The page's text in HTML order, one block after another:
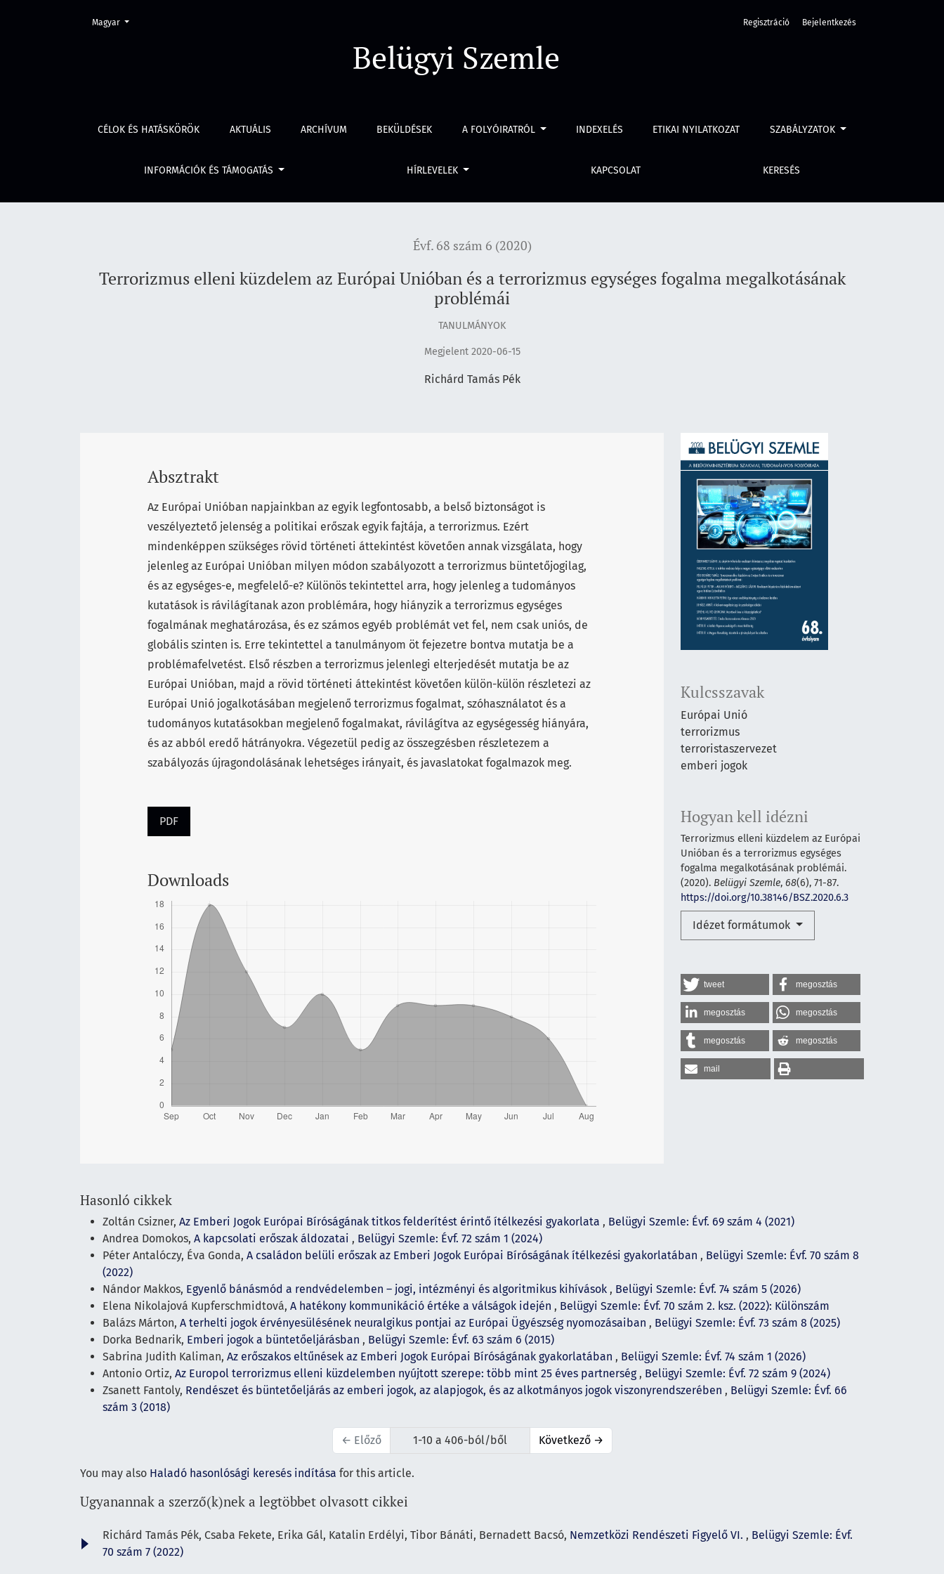
Terrorizmus elleni küzdelem az Európai Unióban és a terrorizmus egységes fogalma megalkotásának problémái
Belügyi Szemle
CÉLOK ÉS HATÁSKÖRÖK AKTUÁLIS ARCHÍVUM BEKÜLDÉSEK A FOLYÓIRATRÓL INDEXELÉS ETIKAI NYILATKOZAT SZABÁLYZATOK
INFORMÁCIÓK ÉS TÁMOGATÁS HÍRLEVELEK KAPCSOLAT KERESÉS
Regisztráció Bejelentkezés
Change the language. The current language is:
Magyar
Évf. 68 szám 6 (2020)
Terrorizmus elleni küzdelem az Európai Unióban és a terrorizmus egységes fogalma megalkotásának
problémái
TANULMÁNYOK
Megjelent 2020-06-15
Richárd Tamás Pék
Kulcsszavak
Európai Unió
terrorizmus
terroristaszervezet
emberi jogok
Hogyan kell idézni
Terrorizmus elleni küzdelem az Európai
Unióban és a terrorizmus egységes
fogalma megalkotásának problémái.
(2020). Belügyi Szemle, 68(6), 71-87.
https://doi.org/10.38146/BSZ.2020.6.3
Idézet formátumok
tweet megosztás
megosztás megosztás
megosztás megosztás
mail
Absztrakt
Az Európai Unióban napjainkban az egyik legfontosabb, a belső biztonságot is
veszélyeztető jelenség a politikai erőszak egyik fajtája, a terrorizmus. Ezért
mindenképpen szükséges rövid történeti áttekintést követően annak vizsgálata, hogy
jelenleg az Európai Unióban milyen módon szabályozott a terrorizmus büntetőjogilag,
és az egységes-e, megfelelő-e? Különös tekintettel arra, hogy jelenleg a tudományos
kutatások is rávilágítanak azon problémára, hogy hiányzik a terrorizmus egységes
fogalmának meghatározása, és ez számos egyéb problémát vet fel, nem csak uniós, de
globális szinten is. Erre tekintettel a tanulmányom öt fejezetre bontva mutatja be a
problémafelvetést. Első részben a terrorizmus jelenlegi elterjedését mutatja be az
Európai Unióban, majd a rövid történeti áttekintést követően külön-külön részletezi az
Európai Unió jogalkotásában megjelenő terrorizmus fogalmat, szóhasználatot és a
tudományos kutatásokban megjelenő fogalmakat, rávilágítva az egységesség hiányára,
és az abból eredő hátrányokra. Végezetül pedig az összegzésben részletezem a
szabályozás újragondolásának lehetséges irányait, és javaslatokat fogalmazok meg.
PDF
Downloads
Hasonló cikkek
Zoltán Csizner, Az Emberi Jogok Európai Bíróságának titkos felderítést érintő ítélkezési gyakorlata , Belügyi Szemle: Évf. 69 szám 4 (2021)
Andrea Domokos, A kapcsolati erőszak áldozatai , Belügyi Szemle: Évf. 72 szám 1 (2024)
Péter Antalóczy, Éva Gonda, A családon belüli erőszak az Emberi Jogok Európai Bíróságának ítélkezési gyakorlatában , Belügyi Szemle: Évf. 70 szám 8
(2022)
Nándor Makkos, Egyenlő bánásmód a rendvédelemben – jogi, intézményi és algoritmikus kihívások , Belügyi Szemle: Évf. 74 szám 5 (2026)
Elena Nikolajová Kupferschmidtová, A hatékony kommunikáció értéke a válságok idején , Belügyi Szemle: Évf. 70 szám 2. ksz. (2022): Különszám
Balázs Márton, A terhelti jogok érvényesülésének neuralgikus pontjai az Európai Ügyészség nyomozásaiban , Belügyi Szemle: Évf. 73 szám 8 (2025)
Dorka Bednarik, Emberi jogok a büntetőeljárásban , Belügyi Szemle: Évf. 63 szám 6 (2015)
Sabrina Judith Kaliman, Az erőszakos eltűnések az Emberi Jogok Európai Bíróságának gyakorlatában , Belügyi Szemle: Évf. 74 szám 1 (2026)
Antonio Ortiz, Az Europol terrorizmus elleni küzdelemben nyújtott szerepe: több mint 25 éves partnerség , Belügyi Szemle: Évf. 72 szám 9 (2024)
Zsanett Fantoly, Rendészet és büntetőeljárás az emberi jogok, az alapjogok, és az alkotmányos jogok viszonyrendszerében , Belügyi Szemle: Évf. 66
szám 3 (2018)
← Előző 1-10 a 406-ból/ből Következő →
You may also Haladó hasonlósági keresés indítása for this article.
Ugyanannak a szerző(k)nek a legtöbbet olvasott cikkei
Richárd Tamás Pék, Csaba Fekete, Erika Gál, Katalin Erdélyi, Tibor Bánáti, Bernadett Bacsó, Nemzetközi Rendészeti Figyelő VI. , Belügyi Szemle: Évf.
70 szám 7 (2022)